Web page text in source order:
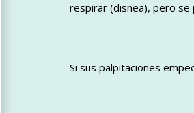
respirar (disnea), pero se
Si sus palpitaciones